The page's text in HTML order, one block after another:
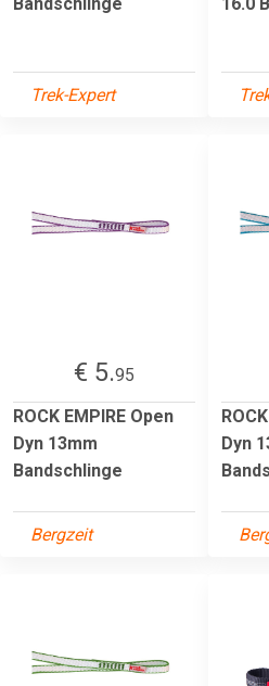
Trek-Expert
€ 5.95
ROCK EMPIRE Open
Dyn 13mm
Bandschlinge
Bergzeit
Dyn